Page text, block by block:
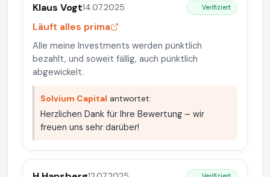
Klaus Vogt14.07.2025 Verifiziert
Läuft alles prima
Alle meine Investments werden pünktlich
bezahlt, und soweit fällig, auch pünktlich
abgewickelt.
Solvium Capital antwortet:
Herzlichen Dank für Ihre Bewertung – wir
freuen uns sehr darüber!